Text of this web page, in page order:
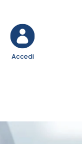
Accedi